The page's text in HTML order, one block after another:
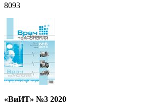
8093
«ВиИТ» №3 2020